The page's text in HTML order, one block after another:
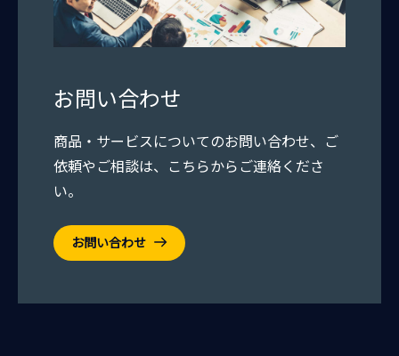
お問い合わせ
商品・サービスについてのお問い合わせ、ご
依頼やご相談は、こちらからご連絡くださ
い。
お問い合わせ